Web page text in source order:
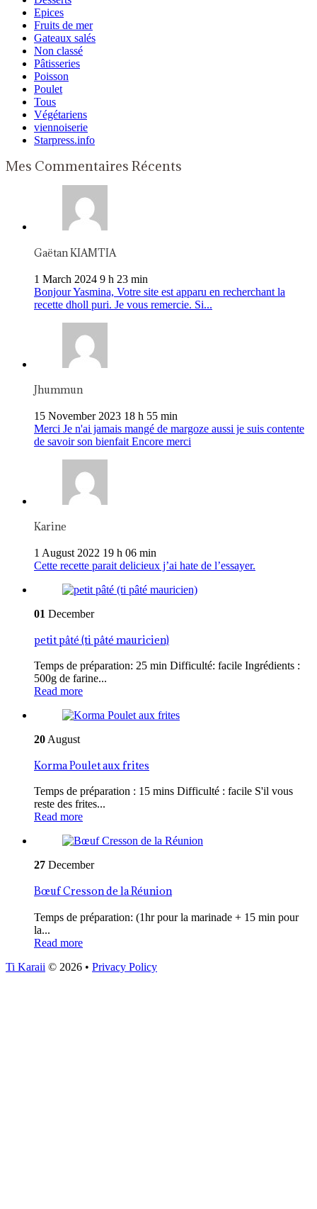
Epices
Fruits de mer
Gateaux salés
Non classé
Pâtisseries
Poisson
Poulet
Tous
Végétariens
viennoiserie
Starpress.info
Mes Commentaires Récents
Gaëtan KIAMTIA
1 March 2024 9 h 23 min
Bonjour Yasmina, Votre site est apparu en recherchant la
recette dholl puri. Je vous remercie. Si...
Jhummun
15 November 2023 18 h 55 min
Merci Je n'ai jamais mangé de margoze aussi je suis contente
de savoir son bienfait Encore merci
Karine
1 August 2022 19 h 06 min
Cette recette parait delicieux j’ai hate de l’essayer.
01 December
petit pâté (ti pâté mauricien)
Temps de préparation: 25 min Difficulté: facile Ingrédients :
500g de farine...
Read more
20 August
Korma Poulet aux frites
Temps de préparation : 15 mins Difficulté : facile S'il vous
reste des frites...
Read more
27 December
Bœuf Cresson de la Réunion
Temps de préparation: (1hr pour la marinade + 15 min pour
la...
Read more
Ti Karaii © 2026 • Privacy Policy